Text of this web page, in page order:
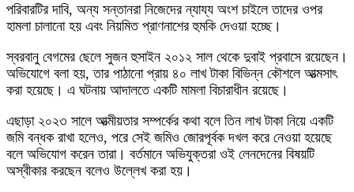
পরিবারটির দাবি, অন্য সন্তানরা নিজেদের ন্যায্য অংশ চাইলে তাদের ওপর
হামলা চালানো হয় এবং নিয়মিত প্রাণনাশের হুমকি দেওয়া হচ্ছে।
স্বরবানু বেগমের ছেলে সুজন হুসাইন ২০১২ সাল থেকে দুবাই প্রবাসে রয়েছেন।
অভিযোগে বলা হয়, তার পাঠানো প্রায় ৪০ লাখ টাকা বিভিন্ন কৌশলে আত্মসাৎ
করা হয়েছে। এ ঘটনায় আদালতে একটি মামলা বিচারাধীন রয়েছে।
এছাড়া ২০২৩ সালে আত্মীয়তার সম্পর্কের কথা বলে তিন লাখ টাকা নিয়ে একটি
জমি বন্ধক রাখা হলেও, পরে সেই জমিও জোরপূর্বক দখল করে নেওয়া হয়েছে
বলে অভিযোগ করেন তারা। বর্তমানে অভিযুক্তরা ওই লেনদেনের বিষয়টি
অস্বীকার করছেন বলেও উল্লেখ করা হয়।